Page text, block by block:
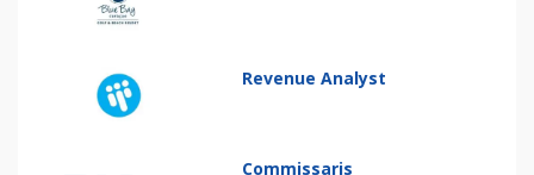
Revenue Analyst
Commissaris